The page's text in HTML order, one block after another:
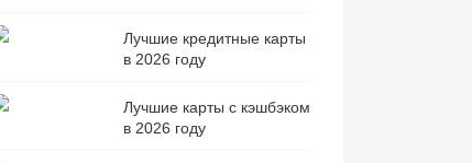
Лучшие кредитные карты
в 2026 году
Лучшие карты с кэшбэком
в 2026 году